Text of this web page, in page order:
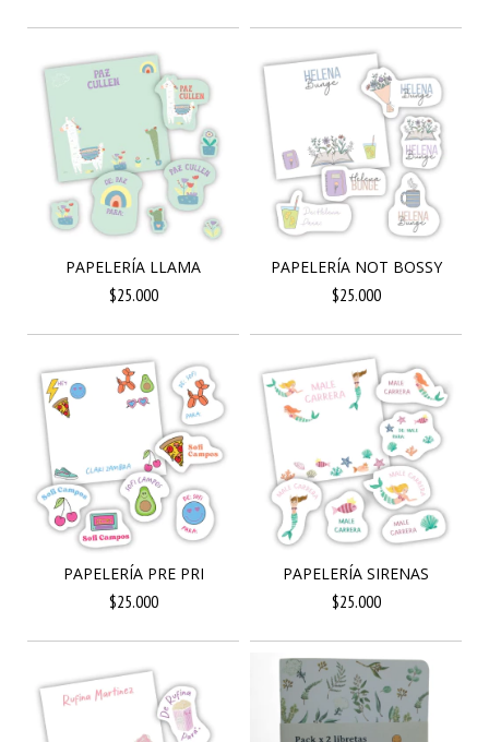
PAPELERÍA LLAMA
$25.000
PAPELERÍA NOT BOSSY
$25.000
PAPELERÍA PRE PRI
$25.000
PAPELERÍA SIRENAS
$25.000